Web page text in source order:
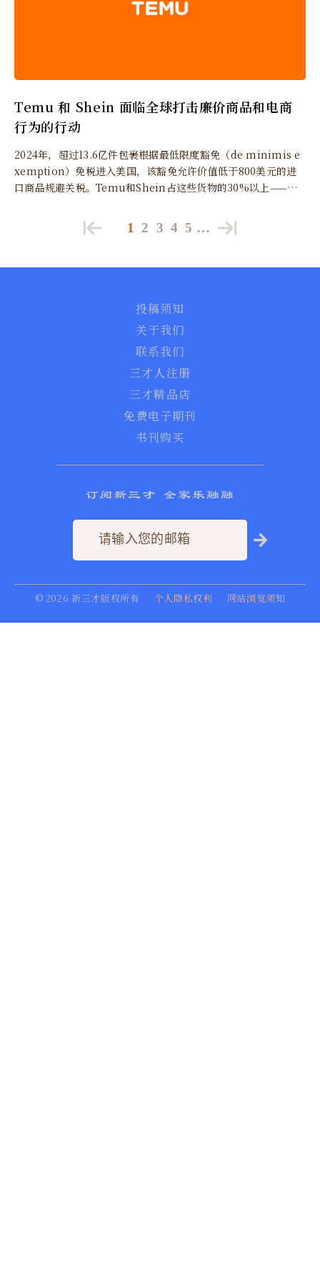
Temu 和 Shein 面临全球打击廉价商品和电商
行为的行动
2024年，超过13.6亿件包裹根据最低限度豁免（de minimis e
xemption）免税进入美国，该豁免允许价值低于800美元的进
口商品规避关税。Temu和Shein占这些货物的30%以上——约4
1 2 3 4 5 …
投稿须知
关于我们
联系我们
三才人注册
三才精品店
免费电子期刊
书刊购买
订阅新三才 全家乐融融
© 2026 新三才版权所有 个人隐私权利 网站浏览须知